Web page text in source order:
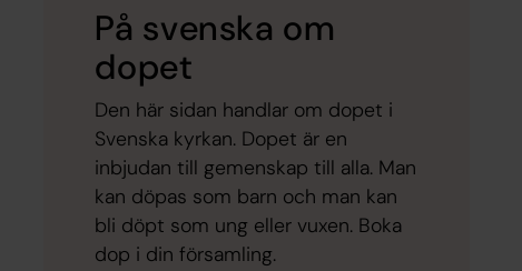
På svenska om
dopet
Den här sidan handlar om dopet i
Svenska kyrkan. Dopet är en
inbjudan till gemenskap till alla. Man
kan döpas som barn och man kan
bli döpt som ung eller vuxen. Boka
dop i din församling.